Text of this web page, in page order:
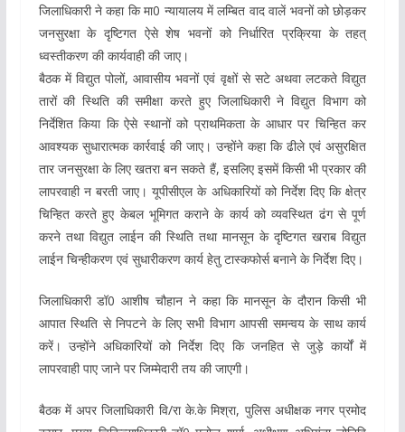
जिलाधिकारी ने कहा कि मा0 न्यायालय में लम्बित वाद वालें भवनों को छोड़कर
जनसुरक्षा के दृष्टिगत ऐसे शेष भवनों को निर्धारित प्रक्रिया के तहत्
ध्वस्तीकरण की कार्यवाही की जाए।
बैठक में विद्युत पोलों, आवासीय भवनों एवं वृक्षों से सटे अथवा लटकते विद्युत
तारों की स्थिति की समीक्षा करते हुए जिलाधिकारी ने विद्युत विभाग को
निर्देशित किया कि ऐसे स्थानों को प्राथमिकता के आधार पर चिन्हित कर
आवश्यक सुधारात्मक कार्रवाई की जाए। उन्होंने कहा कि ढीले एवं असुरक्षित
तार जनसुरक्षा के लिए खतरा बन सकते हैं, इसलिए इसमें किसी भी प्रकार की
लापरवाही न बरती जाए। यूपीसीएल के अधिकारियों को निर्देश दिए कि क्षेत्र
चिन्हित करते हुए केबल भूमिगत कराने के कार्य को व्यवस्थित ढंग से पूर्ण
करने तथा विद्युत लाईन की स्थिति तथा मानसून के दृष्टिगत खराब विद्युत
लाईन चिन्हीकरण एवं सुधारीकरण कार्य हेतु टास्कफोर्स बनाने के निर्देश दिए।
जिलाधिकारी डॉ0 आशीष चौहान ने कहा कि मानसून के दौरान किसी भी
आपात स्थिति से निपटने के लिए सभी विभाग आपसी समन्वय के साथ कार्य
करें। उन्होंने अधिकारियों को निर्देश दिए कि जनहित से जुड़े कार्यों में
लापरवाही पाए जाने पर जिम्मेदारी तय की जाएगी।
बैठक में अपर जिलाधिकारी वि/रा के.के मिश्रा, पुलिस अधीक्षक नगर प्रमोद